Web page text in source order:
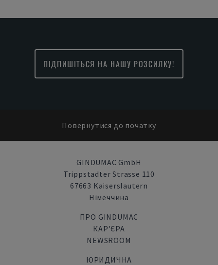
ПІДПИШІТЬСЯ НА НАШУ РОЗСИЛКУ!
Повернутися до початку
GINDUMAC GmbH
Trippstadter Strasse 110
67663 Kaiserslautern
Німеччина
ПРО GINDUMAC
КАР'ЄРА
NEWSROOM
ЮРИДИЧНА